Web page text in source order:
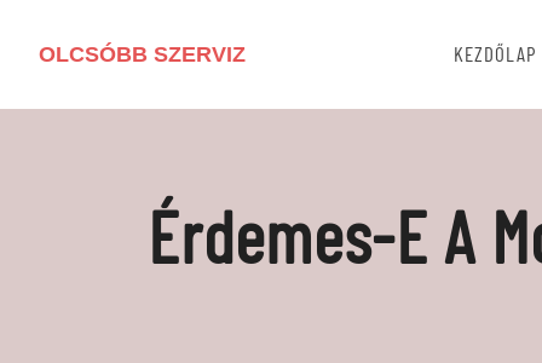
OLCSÓBB SZERVIZ KEZDŐLAP
Érdemes-E A